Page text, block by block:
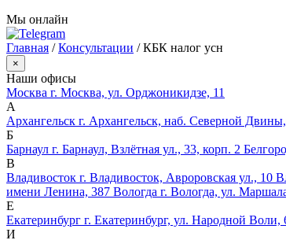
Мы онлайн
Главная /Консультации /КБК налог усн
×
Наши офисы
Москва г. Москва, ул. Орджоникидзе, 11
А
Архангельск г. Архангельск, наб. Северной
Б
Барнаул г. Барнаул, Взлётная ул., 33, корп. 2
В
Владивосток г. Владивосток, Авроровская ул., 10
имени Ленина, 387 Вологда г. Вологда, ул.
Е
Екатеринбург г. Екатеринбург, ул. Народной Воли,
И